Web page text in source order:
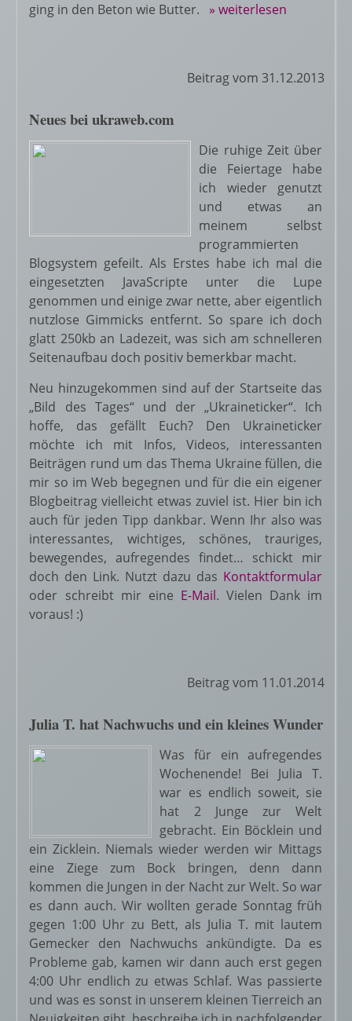
ging in den Beton wie Butter. » weiterlesen
Beitrag vom 31.12.2013
Neues bei ukraweb.com
Die ruhige Zeit über
die Feiertage habe
ich wieder genutzt
und etwas an
meinem selbst
programmierten
Blogsystem gefeilt. Als Erstes habe ich mal die
eingesetzten JavaScripte unter die Lupe
genommen und einige zwar nette, aber eigentlich
nutzlose Gimmicks entfernt. So spare ich doch
glatt 250kb an Ladezeit, was sich am schnelleren
Seitenaufbau doch positiv bemerkbar macht.
Neu hinzugekommen sind auf der Startseite das
„Bild des Tages“ und der „Ukraineticker“. Ich
hoffe, das gefällt Euch? Den Ukraineticker
möchte ich mit Infos, Videos, interessanten
Beiträgen rund um das Thema Ukraine füllen, die
mir so im Web begegnen und für die ein eigener
Blogbeitrag vielleicht etwas zuviel ist. Hier bin ich
auch für jeden Tipp dankbar. Wenn Ihr also was
interessantes, wichtiges, schönes, trauriges,
bewegendes, aufregendes findet… schickt mir
doch den Link. Nutzt dazu das Kontaktformular
oder schreibt mir eine E-Mail. Vielen Dank im
voraus! :)
Beitrag vom 11.01.2014
Julia T. hat Nachwuchs und ein kleines Wunder
Was für ein aufregendes
Wochenende! Bei Julia T.
war es endlich soweit, sie
hat 2 Junge zur Welt
gebracht. Ein Böcklein und
ein Zicklein. Niemals wieder werden wir Mittags
eine Ziege zum Bock bringen, denn dann
kommen die Jungen in der Nacht zur Welt. So war
es dann auch. Wir wollten gerade Sonntag früh
gegen 1:00 Uhr zu Bett, als Julia T. mit lautem
Gemecker den Nachwuchs ankündigte. Da es
Probleme gab, kamen wir dann auch erst gegen
4:00 Uhr endlich zu etwas Schlaf. Was passierte
und was es sonst in unserem kleinen Tierreich an